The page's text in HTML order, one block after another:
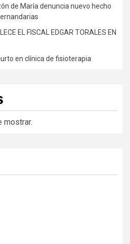
de María denuncia nuevo hecho
EL FISCAL EDGAR TORALES EN
en clínica de fisioterapia
mostrar.